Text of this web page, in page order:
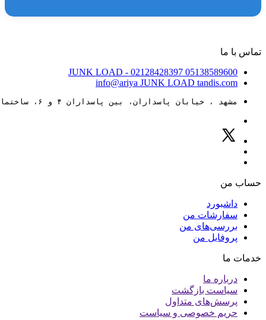
تماس با ما
05138589600
JUNK LOAD - 02128428397
info@ariya JUNK LOAD tandis.com
مشهد ، خیابان پاسداران، بین پاسداران ۴ و ۶، ساختمان ۸۸
حساب من
داشبورد
سفارشات من
بررسی‌های من
پروفایل من
خدمات ما
درباره ما
سیاست بازگشت
پرسش‌های متداول
حریم خصوصی و سیاست